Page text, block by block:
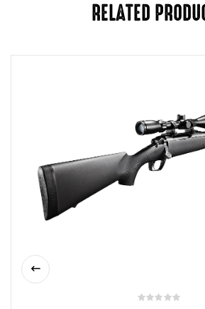
RELATED